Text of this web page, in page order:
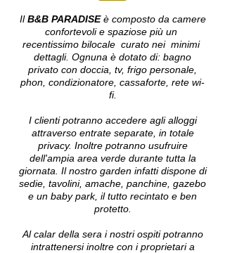
IlB&B PARADISEè composto da camere
confortevoli e spaziose più un
recentissimo bilocale curato nei minimi
dettagli. Ognuna è dotato di: bagno
privato con doccia, tv, frigo personale,
phon, condizionatore, cassaforte, rete wi-
fi.
I clienti potranno accedere agli alloggi
attraverso entrate separate, in totale
privacy. Inoltre potranno usufruire
dell'ampia area verde durante tutta la
giornata. Il nostro garden infatti dispone di
sedie, tavolini, amache, panchine, gazebo
e un baby park, il tutto recintato e ben
protetto.
Al calar della sera i nostri ospiti potranno
intrattenersi inoltre con i proprietari a